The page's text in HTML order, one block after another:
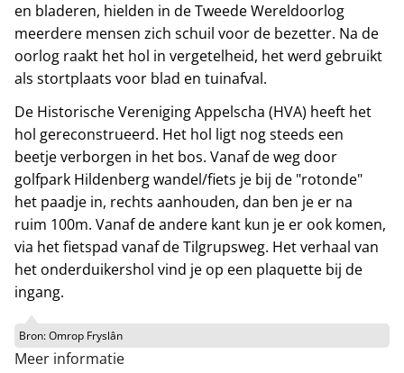
en bladeren, hielden in de Tweede Wereldoorlog
meerdere mensen zich schuil voor de bezetter. Na de
oorlog raakt het hol in vergetelheid, het werd gebruikt
als stortplaats voor blad en tuinafval.
De Historische Vereniging Appelscha (HVA) heeft het
hol gereconstrueerd. Het hol ligt nog steeds een
beetje verborgen in het bos. Vanaf de weg door
golfpark Hildenberg wandel/fiets je bij de "rotonde"
het paadje in, rechts aanhouden, dan ben je er na
ruim 100m. Vanaf de andere kant kun je er ook komen,
via het fietspad vanaf de Tilgrupsweg. Het verhaal van
het onderduikershol vind je op een plaquette bij de
ingang.
Bron:Omrop Fryslân
Meer informatie